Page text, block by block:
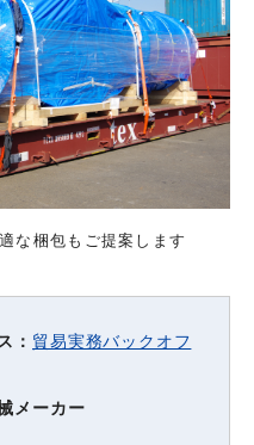
な梱包もご提案します
： 貿易実務バックオフ
メーカー